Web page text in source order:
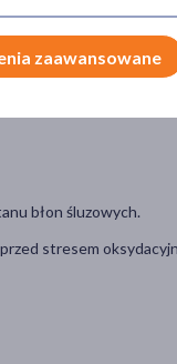
---
błon śluzowych.
stresem
zaawansowane